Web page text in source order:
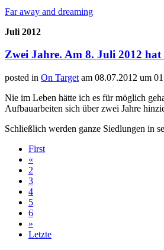
Far away and dreaming
Juli 2012
Zwei Jahre. Am 8. Juli 2012 hat
posted in On Target am 08.07.2012 um
Nie im Leben hätte ich es für möglich
Aufbauarbeiten sich über zwei Jahre
Schließlich werden ganze Siedlungen in
First
«
2
3
4
5
6
»
Letzte